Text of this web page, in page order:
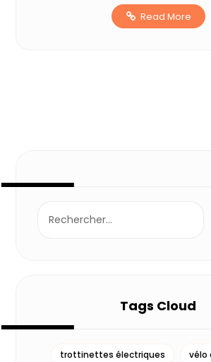
Read More
Tags Cloud
trottinettes électriques vélo